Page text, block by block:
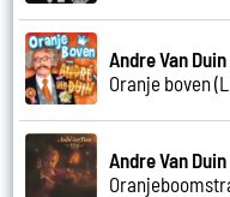
Andre Van Duin
Oranje boven
Andre Van Duin